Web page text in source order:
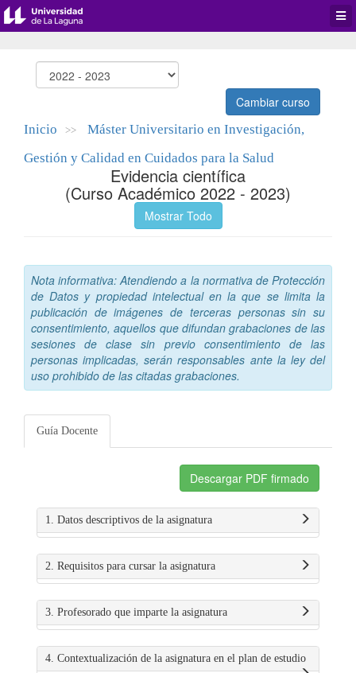
Cambiar curso
Inicio >>
Máster Universitario en Investigación,
Gestión y Calidad en Cuidados para la Salud
Evidencia científica
(Curso Académico 2022 - 2023)
Mostrar Todo
Nota informativa: Atendiendo a la normativa de Protección
de Datos y propiedad intelectual en la que se limita la
publicación de imágenes de terceras personas sin su
consentimiento, aquellos que difundan grabaciones de las
sesiones de clase sin previo consentimiento de las
personas implicadas, serán responsables ante la ley del
uso prohibido de las citadas grabaciones.
Guía Docente
Descargar PDF firmado
1. Datos descriptivos de la asignatura
2. Requisitos para cursar la asignatura
3. Profesorado que imparte la asignatura
4. Contextualización de la asignatura en el plan de estudio